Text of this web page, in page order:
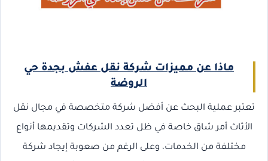
ماذا عن مميزات شركة نقل عفش بجدة حي
الروضة
تعتبر عملية البحث عن أفضل شركة متخصصة في مجال نقل
الأثاث أمر شاق خاصة في ظل تعدد الشركات وتقديمها أنواع
مختلفة من الخدمات، وعلى الرغم من صعوبة إيجاد شركة